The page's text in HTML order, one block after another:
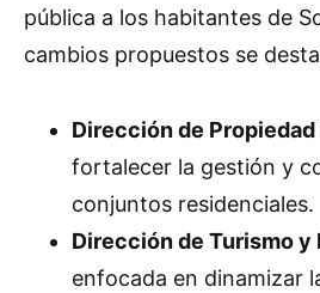
pública a los habitantes de
cambios propuestos se
Dirección de
fortalecer la gestión y
conjuntos residenciales.
Dirección de Turismo y
enfocada en dinamizar